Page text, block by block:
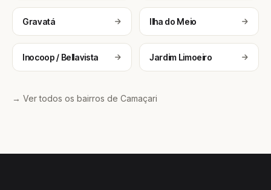
Gravatá Ilha do Meio
Inocoop / Bellavista Jardim Limoeiro
→ Ver todos os bairros de Camaçari